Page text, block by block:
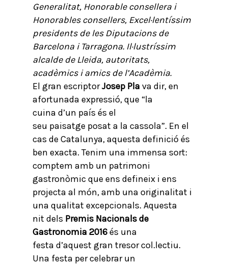
Generalitat, Honorable consellera i
Honorables consellers, Excel·lentíssim
presidents de les Diputacions de
Barcelona i Tarragona. Il·lustríssim
alcalde de Lleida, autoritats,
acadèmics i amics de l’Acadèmia.
El gran escriptorJosep Pla va dir, en
afortunada expressió, que “la
cuina d’un país és el
seu paisatge posat a la cassola”. En el
cas de Catalunya, aquesta definició és
ben exacta. Tenim una immensa sort:
comptem amb un patrimoni
gastronòmic que ens defineix i ens
projecta al món, amb una originalitat i
una qualitat excepcionals. Aquesta
nit dels Premis Nacionals de
Gastronomia 2016és una
festa d’aquest gran tresor col.lectiu.
Una festa per celebrar un